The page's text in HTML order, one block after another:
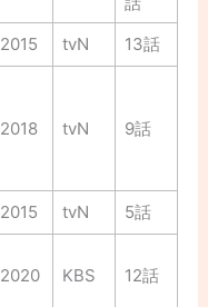
2015 tvN 13話
2018 tvN 9話
2015 tvN 5話
2020 KBS 12話